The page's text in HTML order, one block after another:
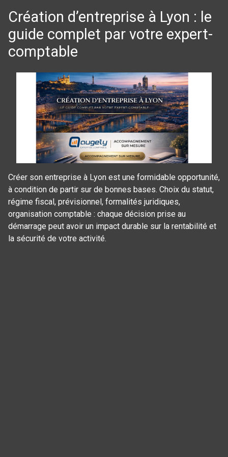
Création d’entreprise à Lyon : le
guide complet par votre expert-
comptable
Créer son entreprise à Lyon est une formidable opportunité,
à condition de partir sur de bonnes bases. Choix du statut,
régime fiscal, prévisionnel, formalités juridiques,
organisation comptable : chaque décision prise au
démarrage peut avoir un impact durable sur la rentabilité et
la sécurité de votre activité.